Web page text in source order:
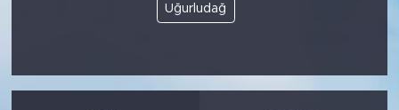
Uğurludağ
TARİHTEN GÜNÜMÜZE